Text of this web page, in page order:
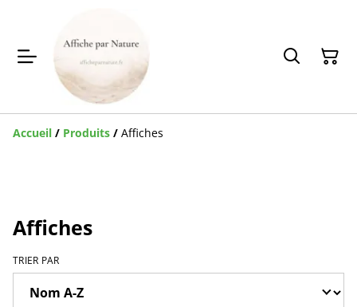
Accueil / Produits / Affiches
Affiches
TRIER PAR